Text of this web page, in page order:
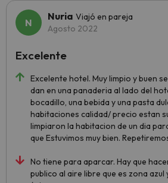
Nuria Viajó en pareja
Agosto 2022
Excelente hotel. Muy limpio y buen
dan en una panaderia al lado del
bocadillo, una bebida y una pasta
habitaciones calidad/ precio estan
limpiaron la habitacion de un dia
que Estuvimos muy bien.
No tiene para aparcar. Hay que
publico al aire libre que es zona azul
Excelente